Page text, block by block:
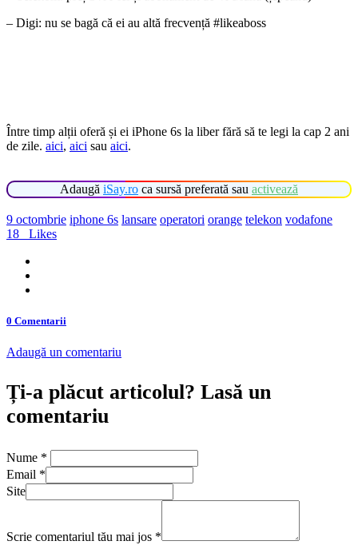
– Digi: nu se bagă că ei au altă frecvență #likeaboss
Între timp alții oferă și ei iPhone 6s la liber fără să te legi la cap 2 ani
de zile. aici, aici sau aici.
Adaugă iSay.ro ca sursă preferată sau activează
9 octombrie iphone 6s lansare operatori orange telekon vodafone
18
Likes
0 Comentarii
Adaugă un comentariu
Ți-a plăcut articolul? Lasă un
comentariu
Nume *
Email *
Site
Scrie comentariul tău mai jos *